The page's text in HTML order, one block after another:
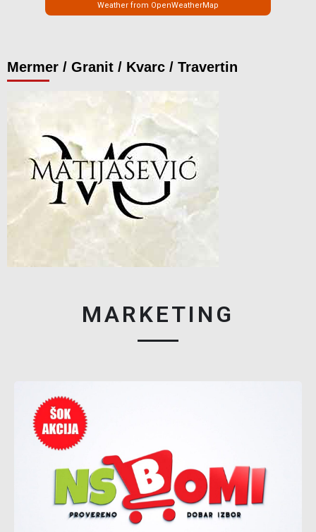
Weather from OpenWeatherMap
Mermer / Granit / Kvarc / Travertin
MARKETING